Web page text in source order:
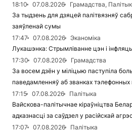
18:10
07.08.2026
Грамадства,
За тыдзень для дзяцей палітвязняў
заяўленай сумы
17:47
07.08.2026
Эканоміка
Лукашэнка: Стрымліванне цэн і
17:30
07.08.2026
Грамадства
За восем дзён у міліцыю паступіла
паведамленняў аб званках тэлефонных
17:15
07.08.2026
Палітыка
Вайскова-палітычнае кіраўніцтва
адказнасці за саўдзел у расійскай
17:07
07.08.2026
Палітыка